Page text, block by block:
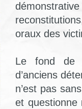
oraux des
Le fond de
d’anciens
n’est pas
et questionne